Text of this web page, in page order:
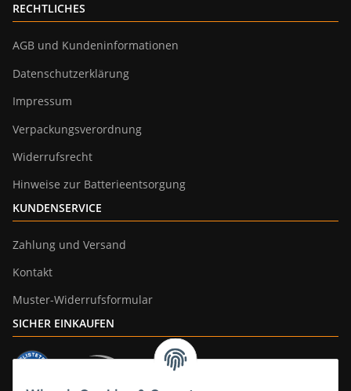
RECHTLICHES
AGB und Kundeninformationen
Datenschutzerklärung
Impressum
Verpackungsverordnung
Widerrufsrecht
Hinweise zur Batterieentsorgung
KUNDENSERVICE
Zahlung und Versand
Kontakt
Muster-Widerrufsformular
SICHER EINKAUFEN